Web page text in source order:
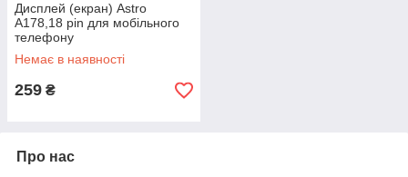
Дисплей (екран) Astro
A178,18 pin для мобільного
телефону
Немає в наявності
259 ₴
Про нас